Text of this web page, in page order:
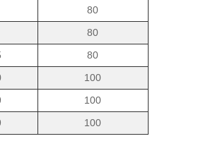
80
80
80
100
100
100